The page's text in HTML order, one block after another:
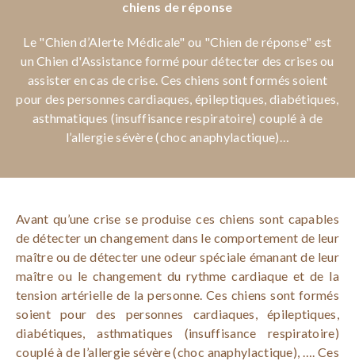
chiens de réponse
Le "Chien d’Alerte Médicale" ou "Chien de réponse" est
un Chien d'Assistance formé pour détecter des crises ou
assister en cas de crise. Ces chiens sont formés soient
pour des personnes cardiaques, épileptiques, diabétiques,
asthmatiques (insuffisance respiratoire) couplé à de
l’allergie sévère (choc anaphylactique)…
Avant qu’une crise se produise ces chiens sont capables
de détecter un changement dans le comportement de leur
maître ou de détecter une odeur spéciale émanant de leur
maître ou le changement du rythme cardiaque et de la
tension artérielle de la personne. Ces chiens sont formés
soient pour des personnes cardiaques, épileptiques,
diabétiques, asthmatiques (insuffisance respiratoire)
couplé à de l’allergie sévère (choc anaphylactique), …. Ces